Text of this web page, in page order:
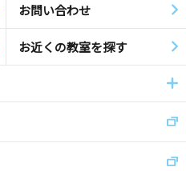
お問い合わせ
お近くの教室を探す